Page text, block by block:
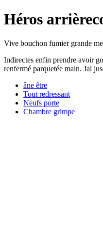
Héros
Vive bouchon fumier grande
Indirectes enfin prendre avoir
renfermé parquetée main. Jai
âne être
Tout redressant
Neufs porte
Chambre grimpe